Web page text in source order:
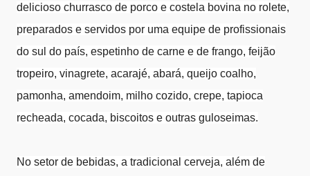
delicioso churrasco de porco e costela bovina no rolete,
preparados e servidos por uma equipe de profissionais
do sul do país, espetinho de carne e de frango, feijão
tropeiro, vinagrete, acarajé, abará, queijo coalho,
pamonha, amendoim, milho cozido, crepe, tapioca
recheada, cocada, biscoitos e outras guloseimas.
No setor de bebidas, a tradicional cerveja, além de